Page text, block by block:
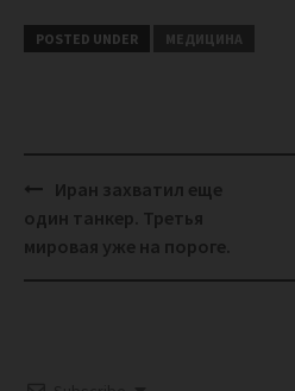
POSTED UNDER МЕДИЦИНА
Post
navigation
Иран захватил еще
один танкер. Третья
мировая уже на пороге.